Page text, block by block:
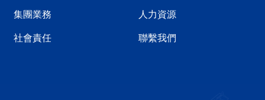
集團業務
社會責任
人力資源
聯繫我們